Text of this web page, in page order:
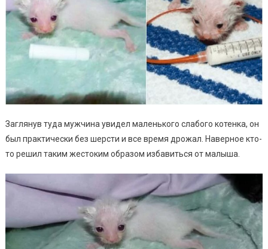
Заглянув туда мужчина увидел маленького слабого котенка, он
был практически без шерсти и все время дрожал. Наверное кто-
то решил таким жестоким образом избавиться от малыша.